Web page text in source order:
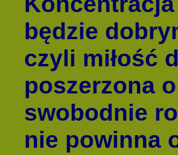
będzie
czyli miłość
poszerzona
swobodnie
nie powinna